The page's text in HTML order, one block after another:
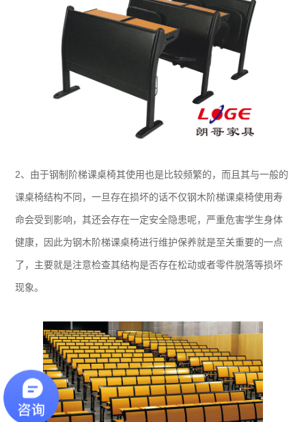
2、由于钢制阶梯课桌椅其使用也是比较频繁的，而且其与一般的
课桌椅结构不同，一旦存在损坏的话不仅钢木阶梯课桌椅使用寿
命会受到影响，其还会存在一定安全隐患呢，严重危害学生身体
健康，因此为钢木阶梯课桌椅进行维护保养就是至关重要的一点
了，主要就是注意检查其结构是否存在松动或者零件脱落等损坏
现象。